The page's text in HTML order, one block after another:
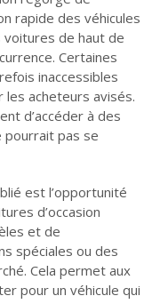
rapide des véhicules
de haut de
Certaines
inaccessibles
acheteurs avisés.
d’accéder à des
pourrait pas se
est l’opportunité
d’occasion
et de
spéciales ou des
Cela permet aux
pour un véhicule qui